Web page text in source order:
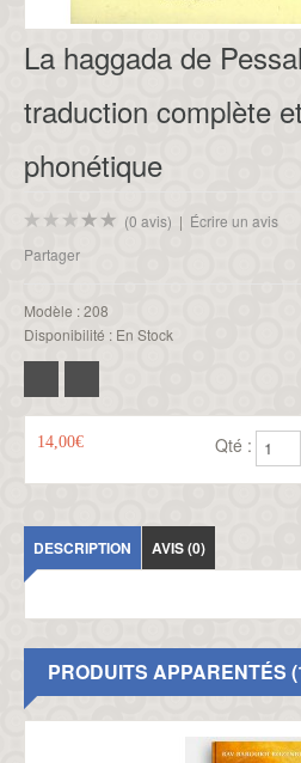
La haggada de
traduction complète
phonétique
(0 avis) | Écrire un avis
Partager
Modèle :208
Disponibilité : En Stock
14,00€ Qté :
DESCRIPTION AVIS (0)
PRODUITS APPARENTÉS